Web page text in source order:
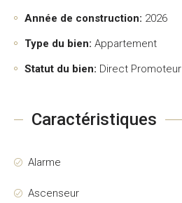
Année de construction: 2026
Type du bien: Appartement
Statut du bien: Direct Promoteur
Caractéristiques
Alarme
Ascenseur